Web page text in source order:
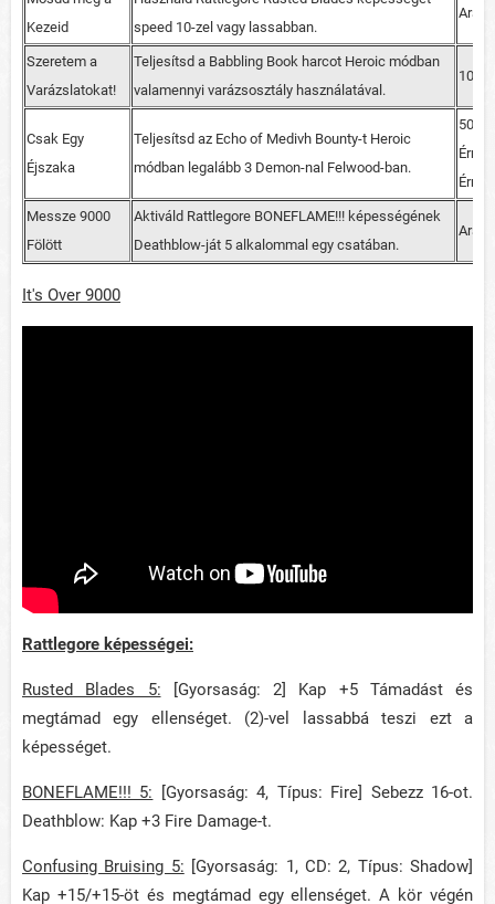
Kezeid
speed 10-zel vagy lassabban.
Szeretem a
Varázslatokat!
Teljesítsd a Babbling Book harcot Heroic módban
valamennyi varázsosztály használatával.
100
Csak Egy
Éjszaka
Teljesítsd az Echo of Medivh Bounty-t Heroic
módban legalább 3 Demon-nal Felwood-ban.
50
Érme
Messze 9000
Fölött
Aktiváld Rattlegore BONEFLAME!!! képességének
Deathblow-ját 5 alkalommal egy csatában.
It's Over 9000
Rattlegore képességei:
Rusted Blades 5: [Gyorsaság: 2] Kap +5 Támadást és
megtámad egy ellenséget. (2)-vel lassabbá teszi ezt a
képességet.
BONEFLAME!!! 5: [Gyorsaság: 4, Típus: Fire] Sebezz 16-ot.
Deathblow: Kap +3 Fire Damage-t.
Confusing Bruising 5: [Gyorsaság: 1, CD: 2, Típus: Shadow]
Kap +15/+15-öt és megtámad egy ellenséget. A kör végén